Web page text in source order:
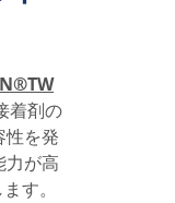
着剤の
性を発
力が高
す。